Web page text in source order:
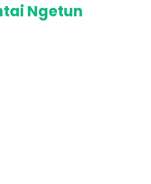
Ngetun